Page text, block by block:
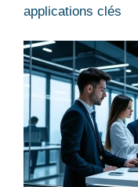
applications clés